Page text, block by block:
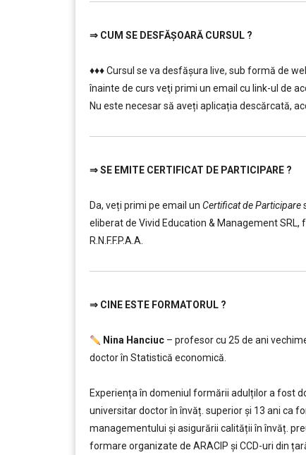
⇒ CUM SE DESFĂȘOARĂ CURSUL ?
♦♦♦ Cursul se va desfășura live, sub formă de
înainte de curs veţi primi un email cu link-ul de
Nu este necesar să aveți aplicația descărcată,
⇒SE EMITE CERTIFICAT DE PARTICIPARE ?
Da, veți primi pe email un Certificat de Participare
eliberat de Vivid Education & Management
R.N.F.F.P.A.A.
⇒ CINE ESTE FORMATORUL ?
Nina Hanciuc– profesor cu 25 de ani
doctor în Statistică economică.
Experiența în domeniul formării adulților a fost
universitar doctor în învăț. superior şi 13 ani ca
managementului şi asigurării calității în învăț.
formare organizate de ARACIP şi CCD-uri din